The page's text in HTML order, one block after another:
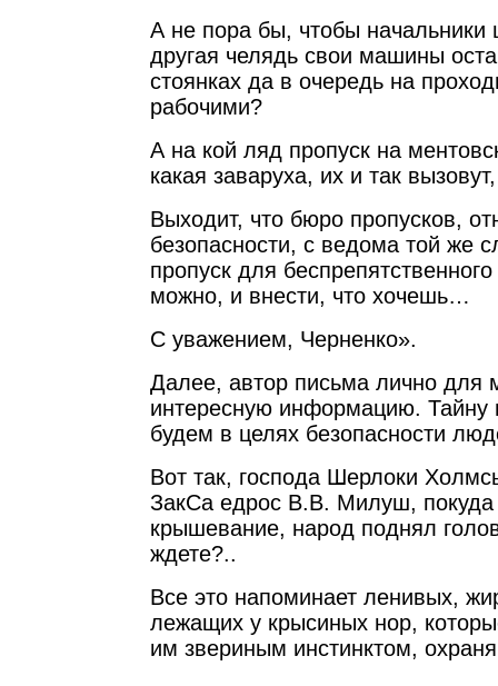
А не пора бы, чтобы начальники
другая челядь свои машины
стоянках да в очередь на
рабочими?
А на кой ляд пропуск на
какая заваруха, их и так
Выходит, что бюро пропусков,
безопасности, с ведома той же
пропуск для
можно, и внести, что хочешь…
С уважением, Черненко».
Далее, автор письма лично для
интересную информацию. Тайну
будем в целях безопасности
Вот так, господа Шерлоки
ЗакСа едрос В.В. Милуш, покуда
крышевание, народ поднял
ждете?..
Все это напоминает ленивых,
лежащих у крысиных нор,
им звериным инстинктом,